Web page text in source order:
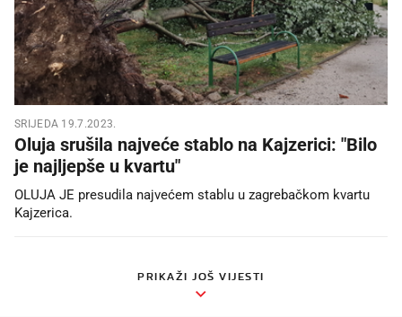
SRIJEDA 19.7.2023.
Oluja srušila najveće stablo na Kajzerici: "Bilo
je najljepše u kvartu"
OLUJA JE presudila najvećem stablu u zagrebačkom kvartu
Kajzerica.
PRIKAŽI JOŠ VIJESTI